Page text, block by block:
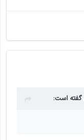
گفته است: